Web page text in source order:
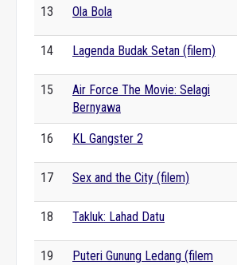
13 Ola Bola
14 Lagenda Budak Setan (filem)
15
Air Force The Movie: Selagi
Bernyawa
16 KL Gangster 2
17 Sex and the City (filem)
18 Takluk: Lahad Datu
19
Puteri Gunung Ledang (filem